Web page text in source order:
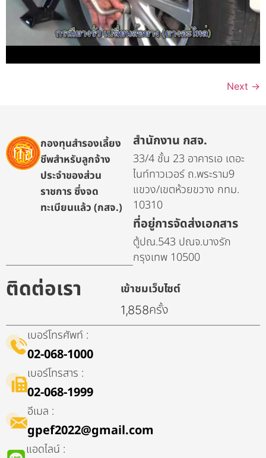
Next →
กองทุนสำรองเลี้ยง
ชีพสำหรับลูกจ้าง
ประจำของส่วน
ราชการ ซึ่งจด
ทะเบียนแล้ว (กสจ.)
สำนักงาน กสจ.
33/4 ชั้น 23 อาคารเอ เดอะ
ไนท์ทาวเวอร์ ถ.พระราม9
แขวง/เขตห้วยขวาง กทม.
10310
ที่อยู่การจัดส่งเอกสาร
ตู้ปณ.543 ปณจ.บางรัก
กรุงเทพ 10500
ติดต่อเรา เข้าชมเว็บไซต์
1,858ครั้ง
เบอร์โทรศัพท์ :
02-068-1000
เบอร์โทรสาร :
02-068-1999
อีเมล :
gpef2022@gmail.com
แอดไลน์ :